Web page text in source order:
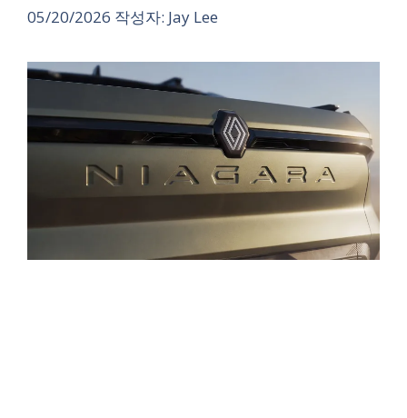
05/20/2026 작성자: Jay Lee